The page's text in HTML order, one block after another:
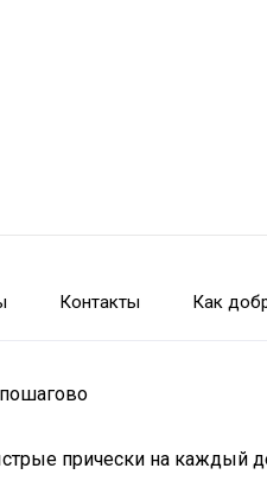
Контакты Как
прически на